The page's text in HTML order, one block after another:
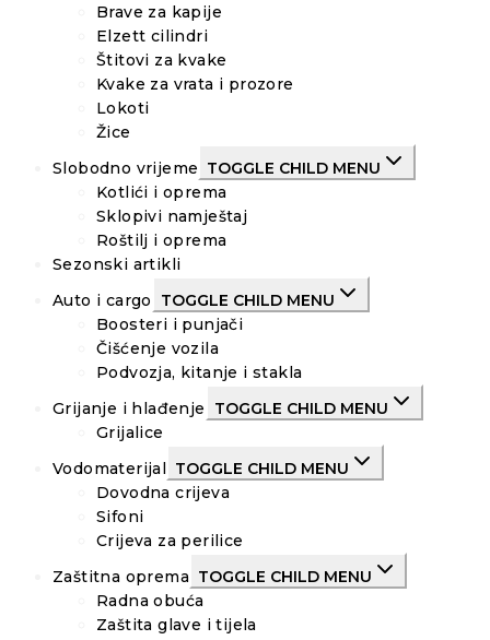
Brave za kapije
Elzett cilindri
Štitovi za kvake
Kvake za vrata i prozore
Lokoti
Žice
Slobodno vrijeme TOGGLE CHILD MENU
Kotlići i oprema
Sklopivi namještaj
Roštilj i oprema
Sezonski artikli
Auto i cargo
TOGGLE CHILD MENU
Boosteri i punjači
Čišćenje vozila
Podvozja, kitanje i stakla
Grijanje i hlađenje
TOGGLE CHILD MENU
Grijalice
Vodomaterijal
TOGGLE CHILD MENU
Dovodna crijeva
Sifoni
Crijeva za perilice
Zaštitna oprema TOGGLE CHILD MENU
Radna obuća
Zaštita glave i tijela